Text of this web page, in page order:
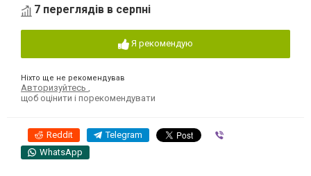
7 переглядів в серпні
Я рекомендую
Ніхто ще не рекомендував
Авторизуйтесь
щоб оцінити і порекомендувати
Reddit Telegram
WhatsApp